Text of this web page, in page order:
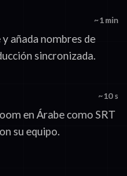
~1 min
añada nombres de
sincronizada.
~10 s
en Árabe como SRT
su equipo.